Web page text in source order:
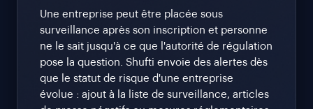
Une entreprise peut être placée sous
surveillance après son inscription et personne
ne le sait jusqu'à ce que l'autorité de régulation
pose la question. Shufti envoie des alertes dès
que le statut de risque d'une entreprise
évolue : ajout à la liste de surveillance, articles